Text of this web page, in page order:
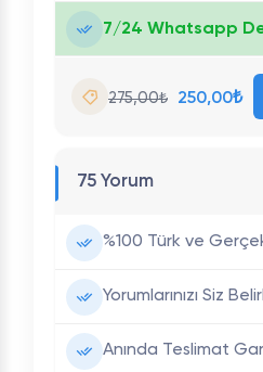
7/24 Whatsapp
275,00₺ 250,00₺
75 Yorum
%100 Türk ve
Yorumlarınızı Siz
Anında Teslimat